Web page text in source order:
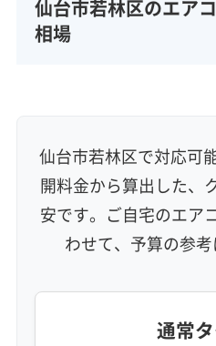
資格保有スタッフ
エコ洗剤使用
アレルギー対策
地域密着型
フランチャイズ
利便性・サービス (12)
定額料金 複数台割引 初回割
仙台市若林区のエア
相場
仙台市若林区で対応可
開料金から算出した、
安です。ご自宅のエア
わせて、予算の参考
通常